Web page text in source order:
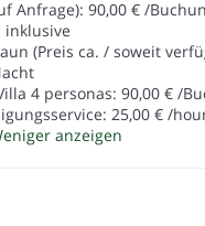
Anfrage): 90,00 € /
inklusive
(Preis ca. / soweit
4 personas: 90,00 € /
25,00 € /
anzeigen